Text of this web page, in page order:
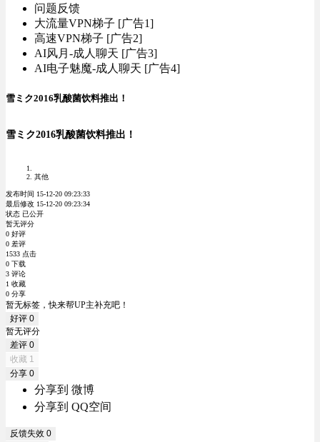
问题反馈
大流量VPN梯子 [广告1]
高速VPN梯子 [广告2]
AI风月-成人聊天 [广告3]
AI电子魅魔-成人聊天 [广告4]
雪ミク2016乳酸菌饮料推出！
雪ミク2016乳酸菌饮料推出！
其他
发布时间 15-12-20 09:23:33
最后修改 15-12-20 09:23:34
状态 已公开
暂无评分
0 好评
0 差评
1533 点击
0 下载
3 评论
1 收藏
0 分享
暂无标签，快来帮UP主补充吧！
好评 0
暂无评分
差评 0
收藏 1
分享 0
分享到 微博
分享到 QQ空间
反馈失效 0